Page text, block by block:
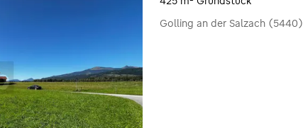
Golling an der Salzach (5440)